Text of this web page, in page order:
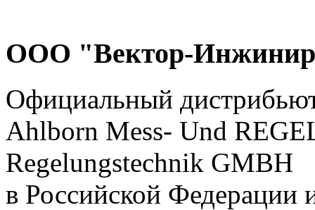
ООО "Вектор-
Официальный
Ahlborn Mess- Und
Regelungstechnik GMBH
в Российской Федерации